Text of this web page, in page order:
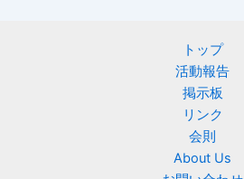
トップ
活動報告
掲示板
リンク
会則
About Us